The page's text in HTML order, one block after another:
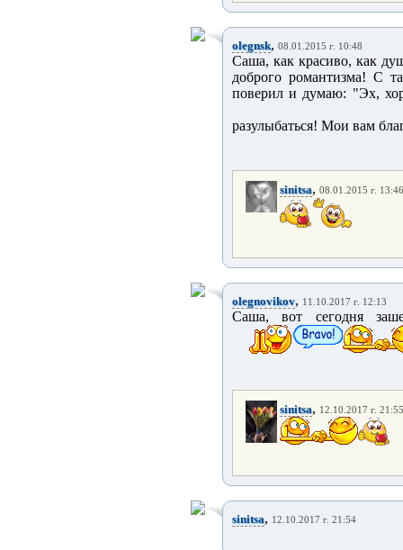
olegnsk, 08.01.2015 г. 10:48
Саша, как красиво, как
доброго романтизма! С
поверил и думаю: "Эх,
разулыбаться! Мои вам
sinitsa, 08.01.2015 г. 13:46
olegnovikov, 11.10.2017 г. 12:13
Саша, вот сегодня
sinitsa, 12.10.2017 г. 21:55
sinitsa, 12.10.2017 г. 21:54